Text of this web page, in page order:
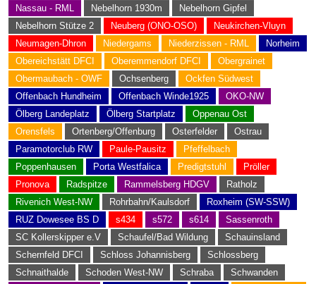
Nassau - RML
Nebelhorn 1930m
Nebelhorn Gipfel
Nebelhorn Stütze 2
Neuberg (ONO-OSO)
Neukirchen-Vluyn
Neumagen-Dhron
Niedergams Niederzissen - RML
Norheim
Obereichstätt DFCI
Oberemmendorf DFCI
Obergrainet
Obermaubach - OWF
Ochsenberg
Ockfen Südwest
Offenbach Hundheim
Offenbach Winde1925
OKO-NW
Ölberg Landeplatz
Ölberg Startplatz
Oppenau Ost
Orensfels
Ortenberg/Offenburg Osterfelder
Ostrau
Paramotorclub RW
Paule-Pausitz
Pfeffelbach
Poppenhausen
Porta Westfalica Predigtstuhl
Pröller
Pronova
Radspitze Rammelsberg HDGV
Ratholz
Rivenich West-NW
Rohrbahn/Kaulsdorf
Roxheim (SW-SSW)
RUZ Dowesee BS D
s434 s572 s614
Sassenroth
SC Kollerskipper e.V
Schaufel/Bad Wildung
Schauinsland
Schernfeld DFCI
Schloss Johannisberg
Schlossberg
Schnaithalde
Schoden West-NW Schraba
Schwanden